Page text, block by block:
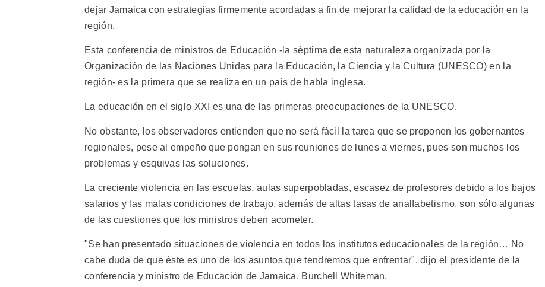
dejar Jamaica con estrategias firmemente acordadas a fin de mejorar la calidad de la educación en la
región.
Esta conferencia de ministros de Educación -la séptima de esta naturaleza organizada por la
Organización de las Naciones Unidas para la Educación, la Ciencia y la Cultura (UNESCO) en la
región- es la primera que se realiza en un país de habla inglesa.
La educación en el siglo XXI es una de las primeras preocupaciones de la UNESCO.
No obstante, los observadores entienden que no será fácil la tarea que se proponen los gobernantes
regionales, pese al empeño que pongan en sus reuniones de lunes a viernes, pues son muchos los
problemas y esquivas las soluciones.
La creciente violencia en las escuelas, aulas superpobladas, escasez de profesores debido a los bajos
salarios y las malas condiciones de trabajo, además de altas tasas de analfabetismo, son sólo algunas
de las cuestiones que los ministros deben acometer.
"Se han presentado situaciones de violencia en todos los institutos educacionales de la región… No
cabe duda de que éste es uno de los asuntos que tendremos que enfrentar", dijo el presidente de la
conferencia y ministro de Educación de Jamaica, Burchell Whiteman.